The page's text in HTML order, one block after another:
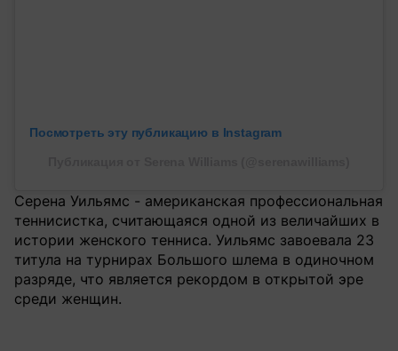
Посмотреть эту публикацию в Instagram
Серена Уильямс - американская профессиональная
теннисистка, считающаяся одной из величайших в
истории женского тенниса. Уильямс завоевала 23
титула на турнирах Большого шлема в одиночном
разряде, что является рекордом в открытой эре
среди женщин.